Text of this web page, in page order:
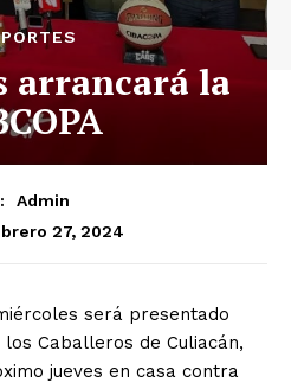
arrancará la
Admin
27, 2024
será presentado
Caballeros de Culiacán,
jueves en casa contra